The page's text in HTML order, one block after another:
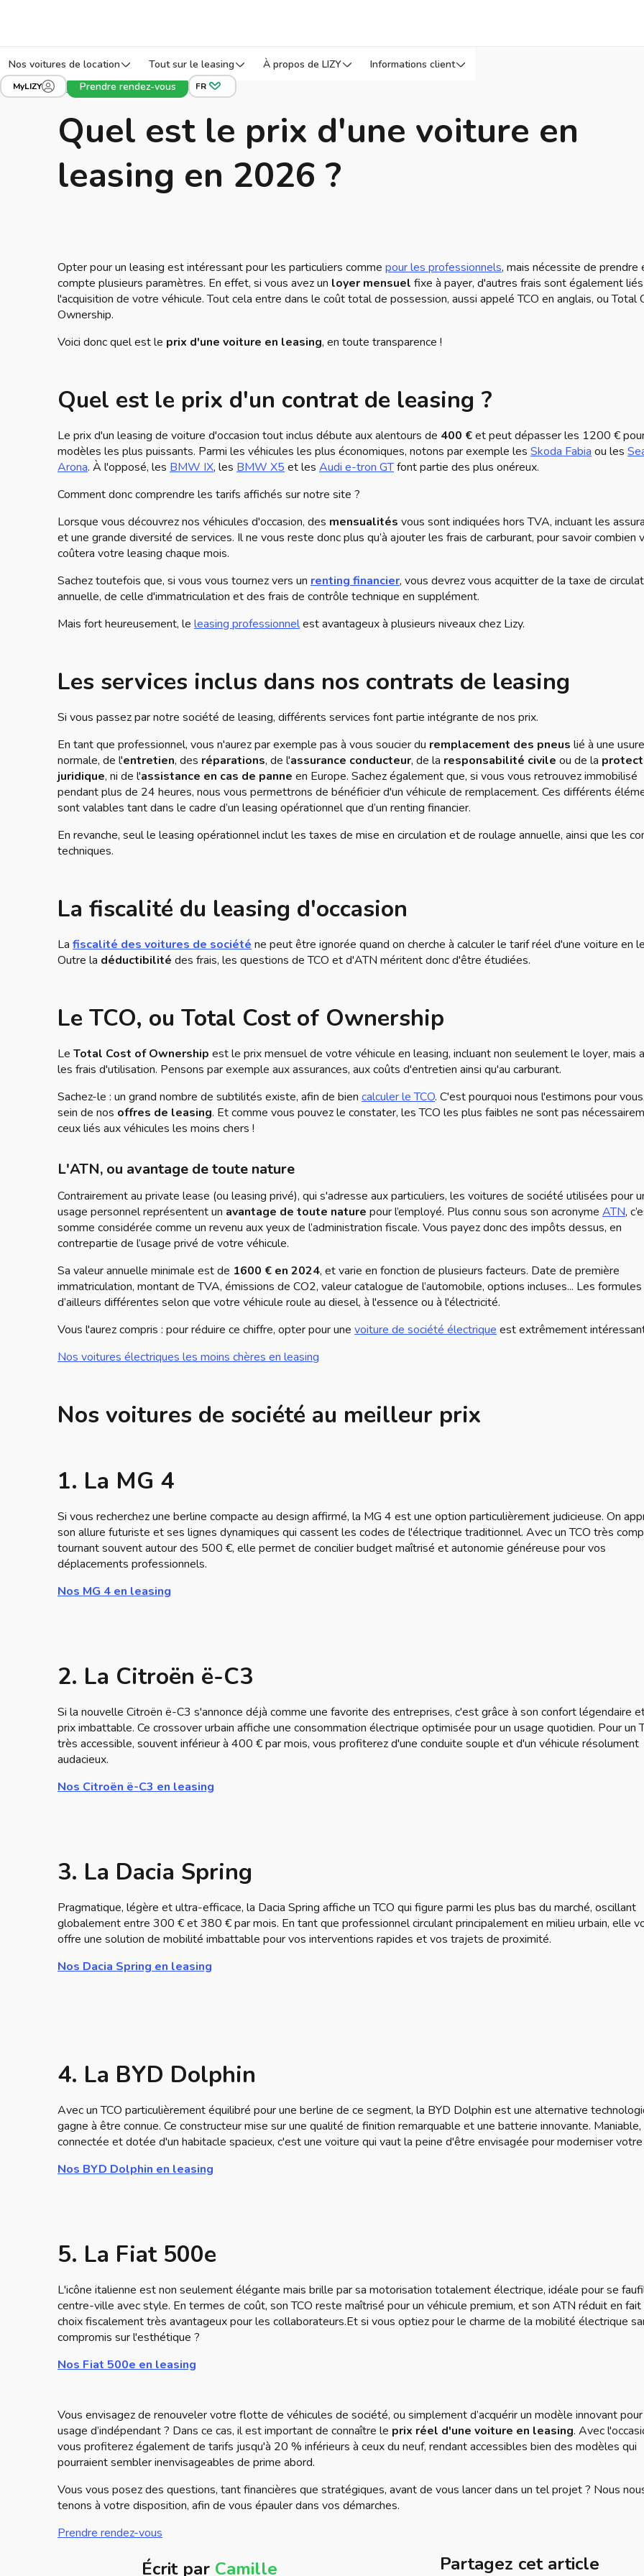
Nos voitures de location Tout sur le leasing À propos de LIZY Informations client
MyLIZY Prendre rendez-vous FR
Leasing voiture Blog
Quel est le prix d'une voiture en
leasing en 2026 ?
Opter pour un leasing est intéressant pour les particuliers comme pour les professionnels, mais nécessite de prendre
compte plusieurs paramètres. En effet, si vous avez un loyer mensuel fixe à payer, d'autres frais sont également
l'acquisition de votre véhicule. Tout cela entre dans le coût total de possession, aussi appelé TCO en anglais, ou Total
Ownership.
Voici donc quel est le prix d'une voiture en leasing, en toute transparence !
Quel est le prix d'un contrat de leasing ?
Le prix d'un leasing de voiture d'occasion tout inclus débute aux alentours de 400 €et peut dépasser les 1200 €
modèles les plus puissants. Parmi les véhicules les plus économiques, notons par exemple les Skoda Fabia ou les
Arona. À l'opposé, les BMW IX, les BMW X5 et les Audi e-tron GTfont partie des plus onéreux.
Comment donc comprendre les tarifs affichés sur notre site ?
Lorsque vous découvrez nos véhicules d'occasion, des mensualités vous sont indiquées hors TVA, incluant les
et une grande diversité de services. Il ne vous reste donc plus qu’à ajouter les frais de carburant, pour savoir combien
coûtera votre leasing chaque mois.
Sachez toutefois que, si vous vous tournez vers un renting financier, vous devrez vous acquitter de la taxe de
annuelle, de celle d'immatriculation et des frais de contrôle technique en supplément.
Mais fort heureusement, le leasing professionnelest avantageux à plusieurs niveaux chez Lizy.
Les services inclus dans nos contrats de leasing
Si vous passez par notre société de leasing, différents services font partie intégrante de nos prix.
En tant que professionnel, vous n'aurez par exemple pas à vous soucier du remplacement des pneus lié à une usure
normale, de l'entretien, des réparations, de l'assurance conducteur, de la responsabilité civile ou de la
juridique, ni de l'assistance en cas de panne en Europe. Sachez également que, si vous vous retrouvez immobilisé
pendant plus de 24 heures, nous vous permettrons de bénéficier d'un véhicule de remplacement. Ces différents
sont valables tant dans le cadre d’un leasing opérationnel que d’un renting financier.
En revanche, seul le leasing opérationnel inclut les taxes de mise en circulation et de roulage annuelle, ainsi que les
techniques.
La fiscalité du leasing d'occasion
La fiscalité des voitures de société ne peut être ignorée quand on cherche à calculer le tarif réel d'une voiture en
Outre la déductibilité des frais, les questions de TCO et d'ATN méritent donc d'être étudiées.
Le TCO, ou Total Cost of Ownership
Le Total Cost of Ownership est le prix mensuel de votre véhicule en leasing, incluant non seulement le loyer, mais
les frais d'utilisation. Pensons par exemple aux assurances, aux coûts d'entretien ainsi qu'au carburant.
Sachez-le : un grand nombre de subtilités existe, afin de bien calculer le TCO. C'est pourquoi nous l'estimons pour
sein de nos offres de leasing. Et comme vous pouvez le constater, les TCO les plus faibles ne sont pas
ceux liés aux véhicules les moins chers !
L'ATN, ou avantage de toute nature
Contrairement au private lease (ou leasing privé), qui s'adresse aux particuliers, les voitures de société utilisées pour
usage personnel représentent un avantage de toute nature pour l’employé. Plus connu sous son acronyme ATN,
somme considérée comme un revenu aux yeux de l’administration fiscale. Vous payez donc des impôts dessus, en
contrepartie de l’usage privé de votre véhicule.
Sa valeur annuelle minimale est de 1600 € en 2024, et varie en fonction de plusieurs facteurs. Date de première
immatriculation, montant de TVA, émissions de CO2, valeur catalogue de l’automobile, options incluses... Les
d’ailleurs différentes selon que votre véhicule roule au diesel, à l'essence ou à l'électricité.
Vous l'aurez compris : pour réduire ce chiffre, opter pour une voiture de société électrique est extrêmement
Nos voitures électriques les moins chères en leasing
Nos voitures de société au meilleur prix
1. La MG 4
Si vous recherchez une berline compacte au design affirmé, la MG 4 est une option particulièrement judicieuse. On
son allure futuriste et ses lignes dynamiques qui cassent les codes de l'électrique traditionnel. Avec un TCO très
tournant souvent autour des 500 €, elle permet de concilier budget maîtrisé et autonomie généreuse pour vos
déplacements professionnels.
Nos MG 4 en leasing
2. La Citroën ë-C3
Si la nouvelle Citroën ë-C3 s'annonce déjà comme une favorite des entreprises, c'est grâce à son confort légendaire
prix imbattable. Ce crossover urbain affiche une consommation électrique optimisée pour un usage quotidien. Pour un
très accessible, souvent inférieur à 400 € par mois, vous profiterez d'une conduite souple et d'un véhicule résolument
audacieux.
Nos Citroën ë-C3 en leasing
3. La Dacia Spring
Pragmatique, légère et ultra-efficace, la Dacia Spring affiche un TCO qui figure parmi les plus bas du marché, oscillant
globalement entre 300 € et 380 € par mois. En tant que professionnel circulant principalement en milieu urbain, elle
offre une solution de mobilité imbattable pour vos interventions rapides et vos trajets de proximité.
Nos Dacia Spring en leasing
4. La BYD Dolphin
Avec un TCO particulièrement équilibré pour une berline de ce segment, la BYD Dolphin est une alternative
gagne à être connue. Ce constructeur mise sur une qualité de finition remarquable et une batterie innovante. Maniable,
connectée et dotée d'un habitacle spacieux, c'est une voiture qui vaut la peine d'être envisagée pour moderniser
Nos BYD Dolphin en leasing
5. La Fiat 500e
L'icône italienne est non seulement élégante mais brille par sa motorisation totalement électrique, idéale pour se
centre-ville avec style. En termes de coût, son TCO reste maîtrisé pour un véhicule premium, et son ATN réduit en fait
choix fiscalement très avantageux pour les collaborateurs.Et si vous optiez pour le charme de la mobilité électrique
compromis sur l'esthétique ?
Nos Fiat 500e en leasing
Vous envisagez de renouveler votre flotte de véhicules de société, ou simplement d’acquérir un modèle innovant
usage d’indépendant ? Dans ce cas, il est important de connaître le prix réel d'une voiture en leasing. Avec
vous profiterez également de tarifs jusqu'à 20 % inférieurs à ceux du neuf, rendant accessibles bien des modèles qui
pourraient sembler inenvisageables de prime abord.
Vous vous posez des questions, tant financières que stratégiques, avant de vous lancer dans un tel projet ? Nous
tenons à votre disposition, afin de vous épauler dans vos démarches.
Prendre rendez-vous
Écrit par Camille Partagez cet article